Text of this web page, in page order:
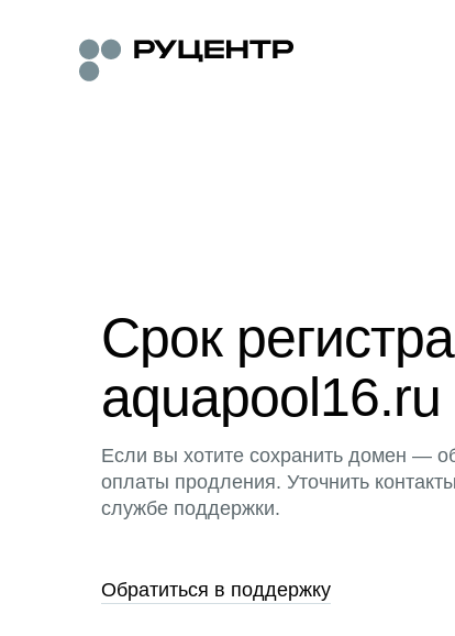
Срок
aquapool16.ru
Если вы хотите сохранить домен —
оплаты продления. Уточнить
службе поддержки.
Обратиться в поддержку